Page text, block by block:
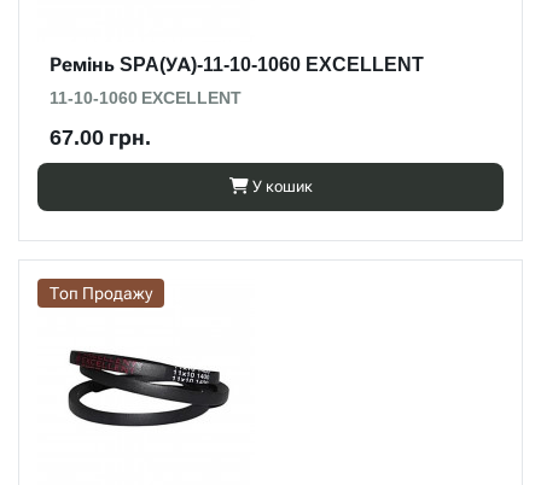
Ремінь SPA(УА)-11-10-1060 EXCELLENT
11-10-1060 EXCELLENT
67.00 грн.
У кошик
Топ Продажу